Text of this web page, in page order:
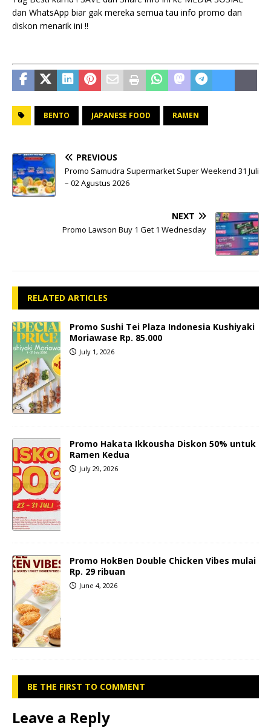
dan WhatsApp biar gak mereka semua tau info promo dan
diskon menarik ini !!
BENTO JAPANESE FOOD RAMEN
PREVIOUS
Promo Samudra Supermarket Super Weekend 31 Juli
– 02 Agustus 2026
NEXT
Promo Lawson Buy 1 Get 1 Wednesday
RELATED ARTICLES
Promo Sushi Tei Plaza Indonesia Kushiyaki
Moriawase Rp. 85.000
July 1, 2026
Promo Hakata Ikkousha Diskon 50% untuk
Ramen Kedua
July 29, 2026
Promo HokBen Double Chicken Vibes mulai
Rp. 29 ribuan
June 4, 2026
BE THE FIRST TO COMMENT
Leave a Reply